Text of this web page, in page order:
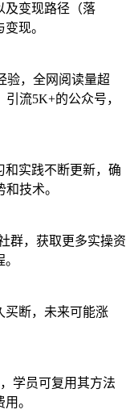
及变现路径（落
现。
验，全网阅读量超
流5K+的公众号，
和实践不断更新，确
技术。
群，获取更多实操资
买断，未来可能涨
学员可复用其方法
。